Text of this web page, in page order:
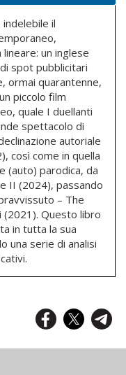
il
un inglese
spot pubblicitari
ormai quarantenne,
piccolo film
quale I duellanti
spettacolo di
autoriale
così come in quella
(auto) parodica, da
II (2024), passando
– The
(2021). Questo libro
in tutta la sua
una serie di analisi